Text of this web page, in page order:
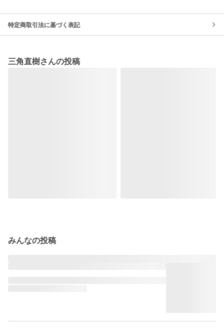
特定商取引法に基づく表記
三角直樹さんの投稿
みんなの投稿